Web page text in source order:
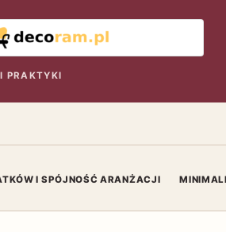
PRAKTYKI
I SPÓJNOŚĆ ARANŻACJI